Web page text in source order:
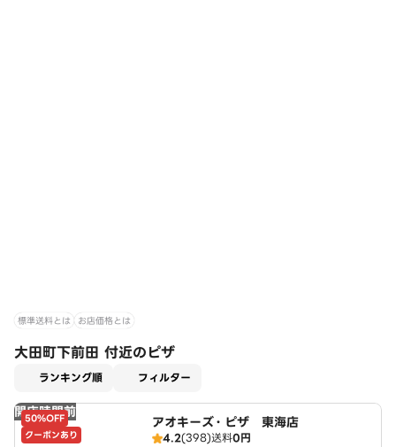
標準送料とは お店価格とは
大田町下前田 付近のピザ
ランキング順 フィルター
開店時間前
50%OFF
クーポンあり
アオキーズ・ピザ 東海店
4.2(398)送料0円